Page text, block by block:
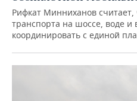
Рифкат Минниханов
транспорта на шоссе, воде и
координировать с единой